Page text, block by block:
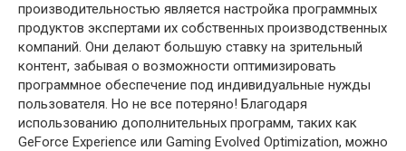
производительностью является настройка программных
продуктов экспертами их собственных производственных
компаний. Они делают большую ставку на зрительный
контент, забывая о возможности оптимизировать
программное обеспечение под индивидуальные нужды
пользователя. Но не все потеряно! Благодаря
использованию дополнительных программ, таких как
GeForce Experience или Gaming Evolved Optimization, можно